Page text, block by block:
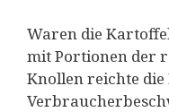
Waren die
mit Portionen der
Knollen reichte die